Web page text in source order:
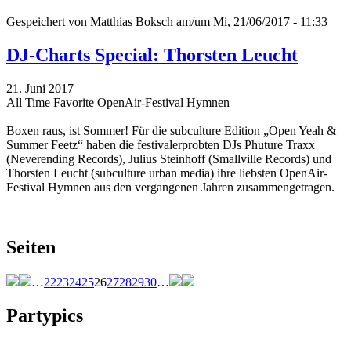
Gespeichert von Matthias Boksch am/um Mi, 21/06/2017 - 11:33
DJ-Charts Special: Thorsten Leucht
21. Juni 2017
All Time Favorite OpenAir-Festival Hymnen
Boxen raus, ist Sommer! Für die subculture Edition „Open Yeah &
Summer Feetz“ haben die festivalerprobten DJs Phuture Traxx
(Neverending Records), Julius Steinhoff (Smallville Records) und
Thorsten Leucht (subculture urban media) ihre liebsten OpenAir-
Festival Hymnen aus den vergangenen Jahren zusammengetragen.
Seiten
…222324252627282930…
Partypics